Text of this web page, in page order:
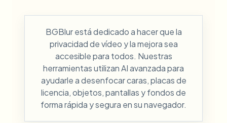
BGBlur está dedicado a hacer que la
privacidad de vídeo y la mejora sea
accesible para todos. Nuestras
herramientas utilizan AI avanzada para
ayudarle a desenfocar caras, placas de
licencia, objetos, pantallas y fondos de
forma rápida y segura en su navegador.